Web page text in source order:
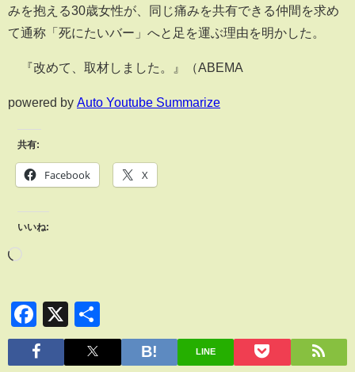
みを抱える30歳女性が、同じ痛みを共有できる仲間を求め
て通称「死にたいバー」へと足を運ぶ理由を明かした。
『改めて、取材しました。』（ABEMA
powered by Auto Youtube Summarize
共有:
Facebook X
いいね:
Facebook
X
有
LINE